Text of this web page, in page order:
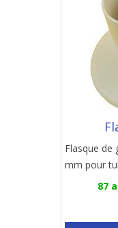
Flasque de
mm pour
87